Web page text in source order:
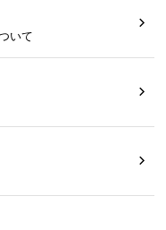
。体格や用途に合
ただけます。
いて